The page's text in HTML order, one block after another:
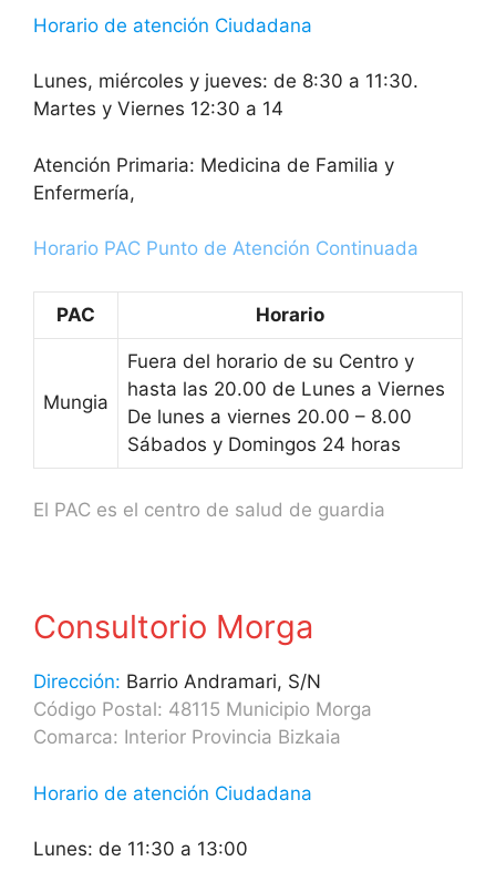
Horario de atención Ciudadana
Lunes, miércoles y jueves: de 8:30 a 11:30.
Martes y Viernes 12:30 a 14
Atención Primaria: Medicina de Familia y
Enfermería,
Horario PAC Punto de Atención Continuada
PAC Horario
Mungia
Fuera del horario de su Centro y
hasta las 20.00 de Lunes a Viernes
De lunes a viernes 20.00 – 8.00
Sábados y Domingos 24 horas
El PAC es el centro de salud de guardia
Consultorio Morga
Dirección: Barrio Andramari, S/N
Código Postal: 48115 Municipio Morga
Comarca: Interior Provincia Bizkaia
Horario de atención Ciudadana
Lunes: de 11:30 a 13:00